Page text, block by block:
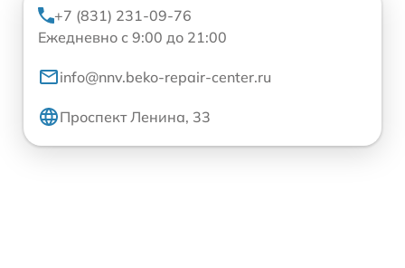
+7 (831) 231-09-76
Ежедневно с 9:00 до 21:00
info@nnv.beko-repair-center.ru
Проспект Ленина, 33